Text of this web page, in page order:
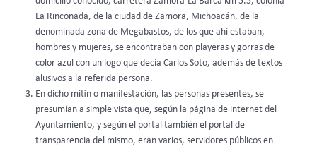
La Rinconada, de la ciudad de Zamora, Michoacán, de la
denominada zona de Megabastos, de los que ahí estaban,
hombres y mujeres, se encontraban con playeras y gorras de
color azul con un logo que decía Carlos Soto, además de textos
alusivos a la referida persona.
En dicho mitin o manifestación, las personas presentes, se
presumían a simple vista que, según la página de internet del
Ayuntamiento, y según el portal también el portal de
transparencia del mismo, eran varios, servidores públicos en